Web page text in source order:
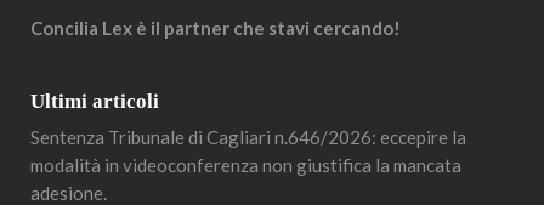
Concilia Lex è il partner che stavi cercando!
Ultimi articoli
Sentenza Tribunale di Cagliari n.646/2026: eccepire la
modalità in videoconferenza non giustifica la mancata
adesione.